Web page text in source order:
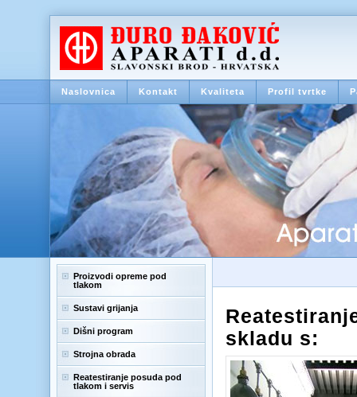
Naslovnica Kontakt Kvaliteta Profil tvrtke
Proizvodi opreme pod
tlakom
Sustavi grijanja
Dišni program
Strojna obrada
Reatestiranje posuda pod
tlakom i servis
skladu s: